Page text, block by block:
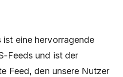
ist eine hervorragende
Feeds und ist der
Feed, den unsere Nutzer